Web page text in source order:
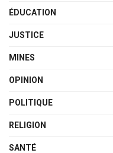
ÉDUCATION
JUSTICE
MINES
OPINION
POLITIQUE
RELIGION
SANTÉ